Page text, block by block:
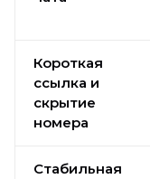
Короткая
ссылка и
скрытие
номера
Стабильная